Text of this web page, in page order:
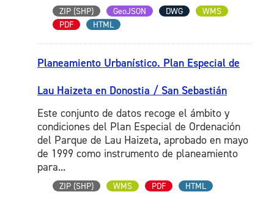
ZIP (SHP) GeoJSON DWG
WMS
PDF
HTML
Planeamiento Urbanístico. Plan Especial de
Lau Haizeta en Donostia / San Sebastián
Este conjunto de datos recoge el ámbito y
condiciones del Plan Especial de Ordenación
del Parque de Lau Haizeta, aprobado en mayo
de 1999 como instrumento de planeamiento
para...
ZIP (SHP) WMS PDF HTML